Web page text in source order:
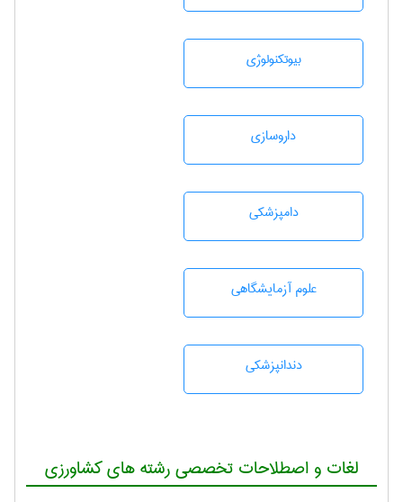
بيوتكنولوژی
داروسازی
دامپزشكی
علوم آزمايشگاهی
دندانپزشكی
لغات و اصطلاحات تخصصی رشته های کشاورزی